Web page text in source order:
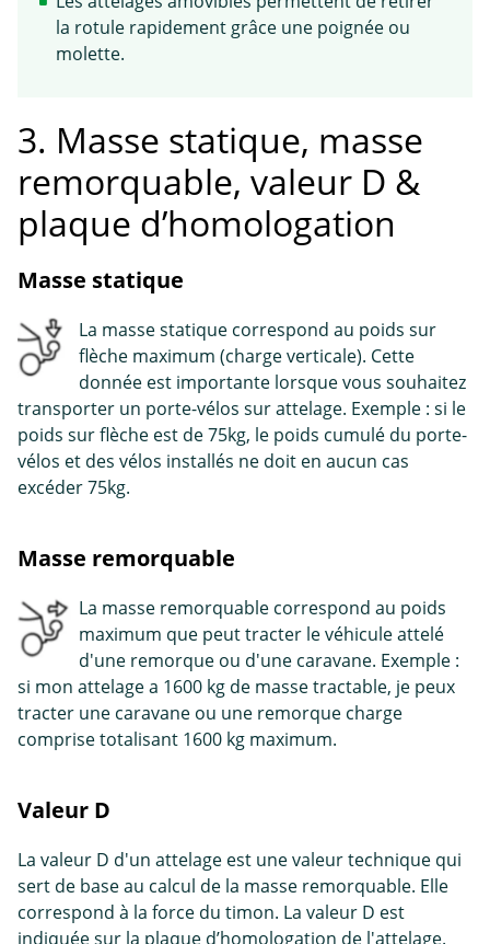
la rotule rapidement grâce une poignée ou
molette.
3. Masse statique, masse
remorquable, valeur D &
plaque d’homologation
Masse statique
La masse statique correspond au poids sur
flèche maximum (charge verticale). Cette
donnée est importante lorsque vous souhaitez
transporter un porte-vélos sur attelage. Exemple : si le
poids sur flèche est de 75kg, le poids cumulé du porte-
vélos et des vélos installés ne doit en aucun cas
excéder 75kg.
Masse remorquable
La masse remorquable correspond au poids
maximum que peut tracter le véhicule attelé
d'une remorque ou d'une caravane. Exemple :
si mon attelage a 1600 kg de masse tractable, je peux
tracter une caravane ou une remorque charge
comprise totalisant 1600 kg maximum.
Valeur D
La valeur D d'un attelage est une valeur technique qui
sert de base au calcul de la masse remorquable. Elle
correspond à la force du timon. La valeur D est
indiquée sur la plaque d’homologation de l'attelage.